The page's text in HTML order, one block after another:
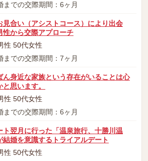
までの交際期間：6ヶ月
見合い（アシストコース）により出会
性から交際アプローチ
性 50代女性
までの交際期間：7ヶ月
ん身近な家族という存在がいることは心
と思います。
性 50代女性
までの交際期間：6ヶ月
ト翌月に行った「温泉旅行、十勝川温
結婚を意識するトライアルデート
性 50代女性